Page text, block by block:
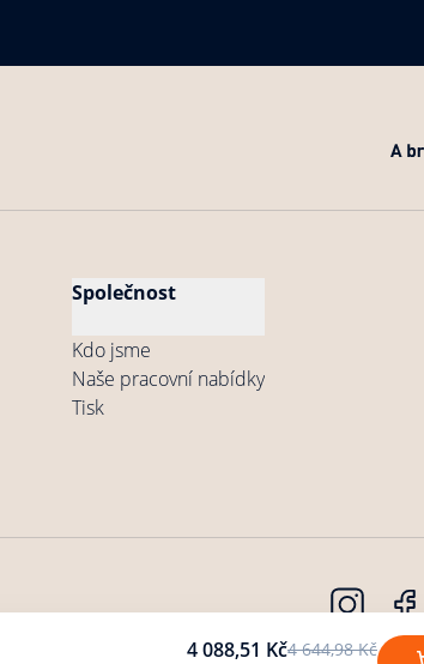
4 088,51 Kč4 644,98 Kč
Společnost
Kdo jsme
Naše pracovní nabídky
Tisk
Zásady ochrany osobních údajů
Cookies
Copyright © 2026